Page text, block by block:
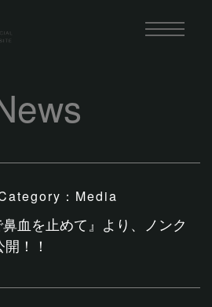
： Media
血を止めて』より、ノンク
！！